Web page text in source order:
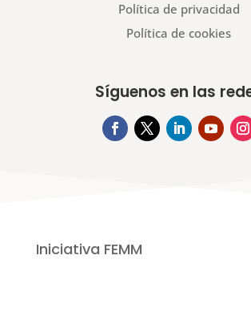
Política de privacidad
Política de cookies
Síguenos en las
Iniciativa FEMM